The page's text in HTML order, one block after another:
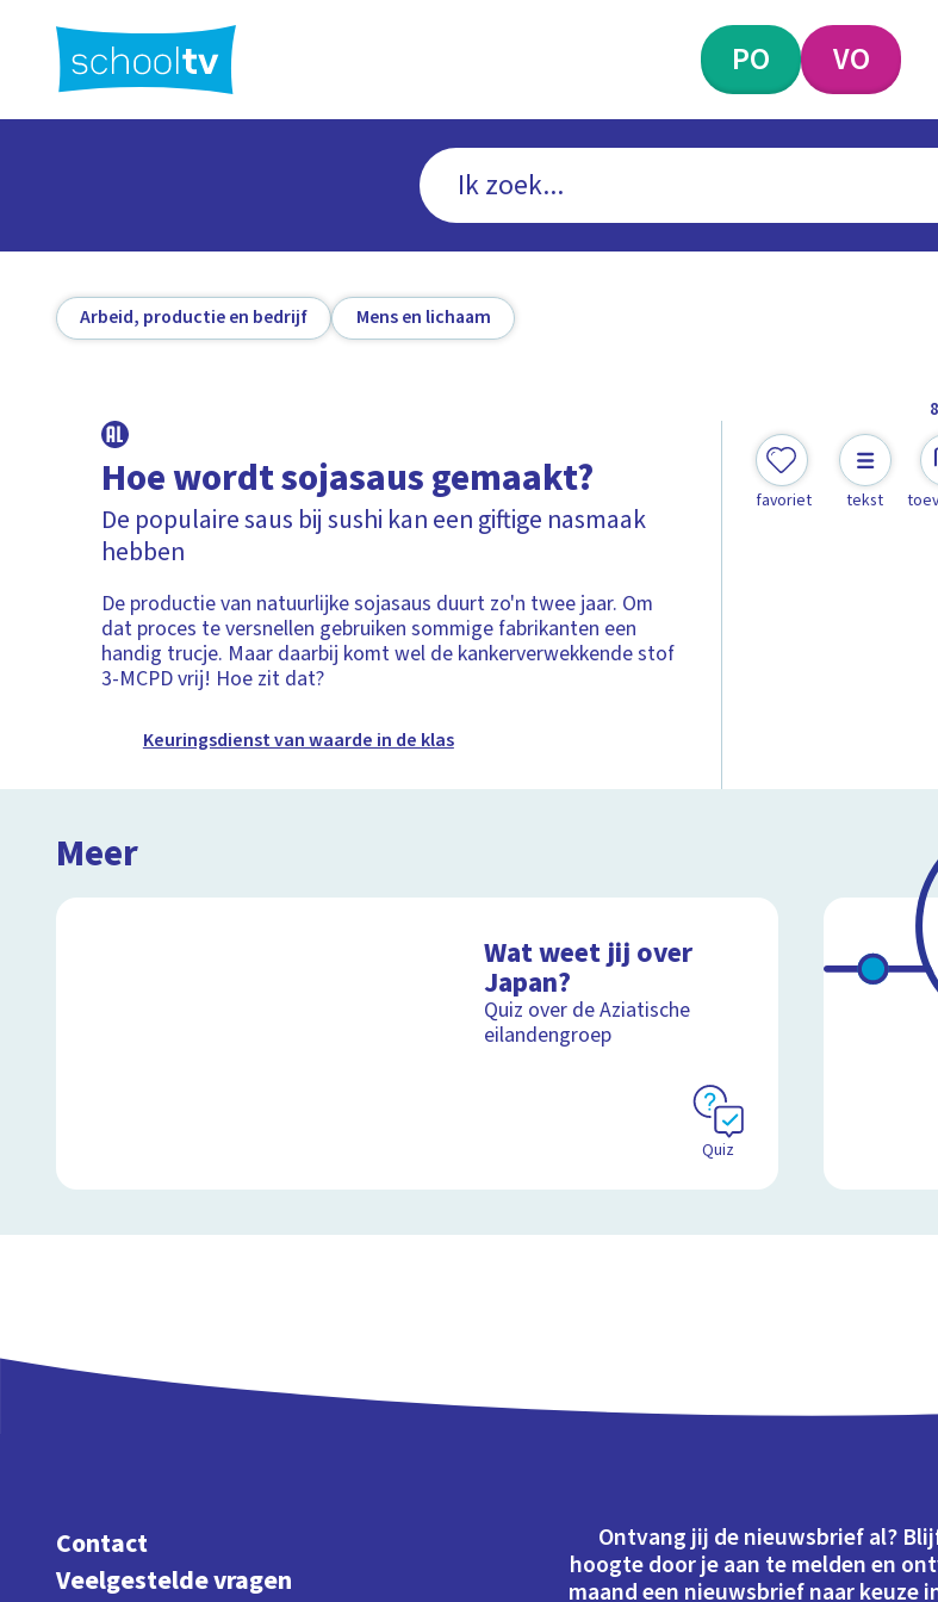
hoofdinhoud
PO VO
Arbeid, productie en bedrijf Mens en lichaam
Hoe wordt sojasaus gemaakt?
De populaire saus bij sushi kan een giftige nasmaak
hebben
De productie van natuurlijke sojasaus duurt zo'n twee jaar. Om
dat proces te versnellen gebruiken sommige fabrikanten een
handig trucje. Maar daarbij komt wel de kankerverwekkende stof
3-MCPD vrij! Hoe zit dat?
Keuringsdienst van waarde in de klas
favoriet tekst
Meer
Wat weet jij over
Japan?
Quiz over de Aziatische
eilandengroep
Quiz
Contact
Veelgestelde vragen
Ontvang jij de nieuwsbrief al?
hoogte door je aan te melden en
maand een nieuwsbrief naar keuze